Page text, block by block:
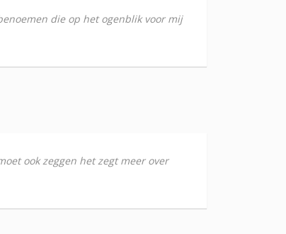
die op het ogenblik voor mij
ook zeggen het zegt meer over